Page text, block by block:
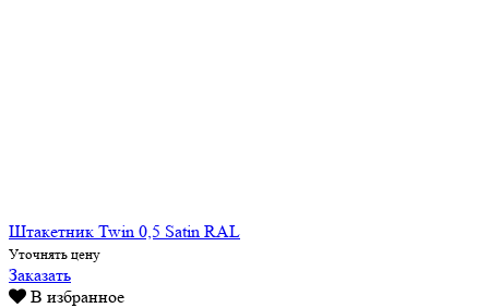
Штакетник Twin 0,5 Satin RAL
Уточнять цену
Заказать
В избранное